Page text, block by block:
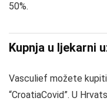
50%.
Kupnja u ljekarni
Vasculief možete
“CroatiaCovid”. U